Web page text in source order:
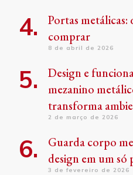
Portas
comprar
8 de abril de 2026
Design e
mezanino
transforma
2 de março de 2026
Guarda corpo
design em um
3 de fevereiro de 2026